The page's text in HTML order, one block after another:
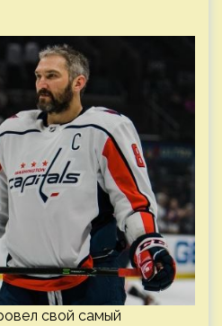
свой самый